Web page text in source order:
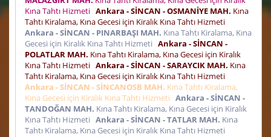
Kına Tahtı Hizmeti Ankara - SİNCAN - OSMANİYE MAH. Kına
Tahtı Kiralama, Kına Gecesi için Kiralık Kına Tahtı Hizmeti
Ankara - SİNCAN - PINARBAŞI MAH. Kına Tahtı Kiralama, Kına
Gecesi için Kiralık Kına Tahtı Hizmeti Ankara - SİNCAN -
POLATLAR MAH. Kına Tahtı Kiralama, Kına Gecesi için Kiralık
Kına Tahtı Hizmeti Ankara - SİNCAN - SARAYCIK MAH. Kına
Tahtı Kiralama, Kına Gecesi için Kiralık Kına Tahtı Hizmeti
Ankara - SİNCAN - SİNCANOSB MAH. Kına Tahtı Kiralama,
Kına Gecesi için Kiralık Kına Tahtı Hizmeti Ankara - SİNCAN -
TANDOĞAN MAH. Kına Tahtı Kiralama, Kına Gecesi için Kiralık
Kına Tahtı Hizmeti Ankara - SİNCAN - TATLAR MAH. Kına
Tahtı Kiralama, Kına Gecesi için Kiralık Kına Tahtı Hizmeti